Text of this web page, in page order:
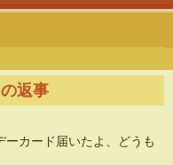
返事
カード届いたよ、どうも